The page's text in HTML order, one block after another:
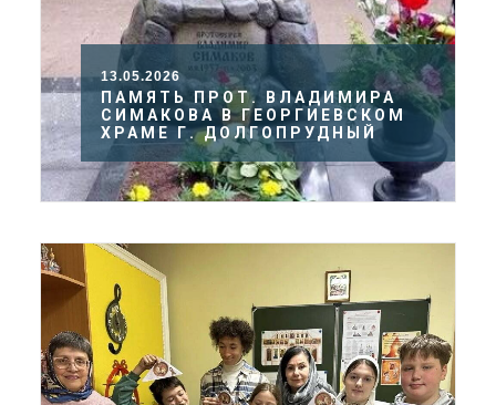
13.05.2026
ПАМЯТЬ ПРОТ. ВЛАДИМИРА
СИМАКОВА В ГЕОРГИЕВСКОМ
ХРАМЕ Г. ДОЛГОПРУДНЫЙ